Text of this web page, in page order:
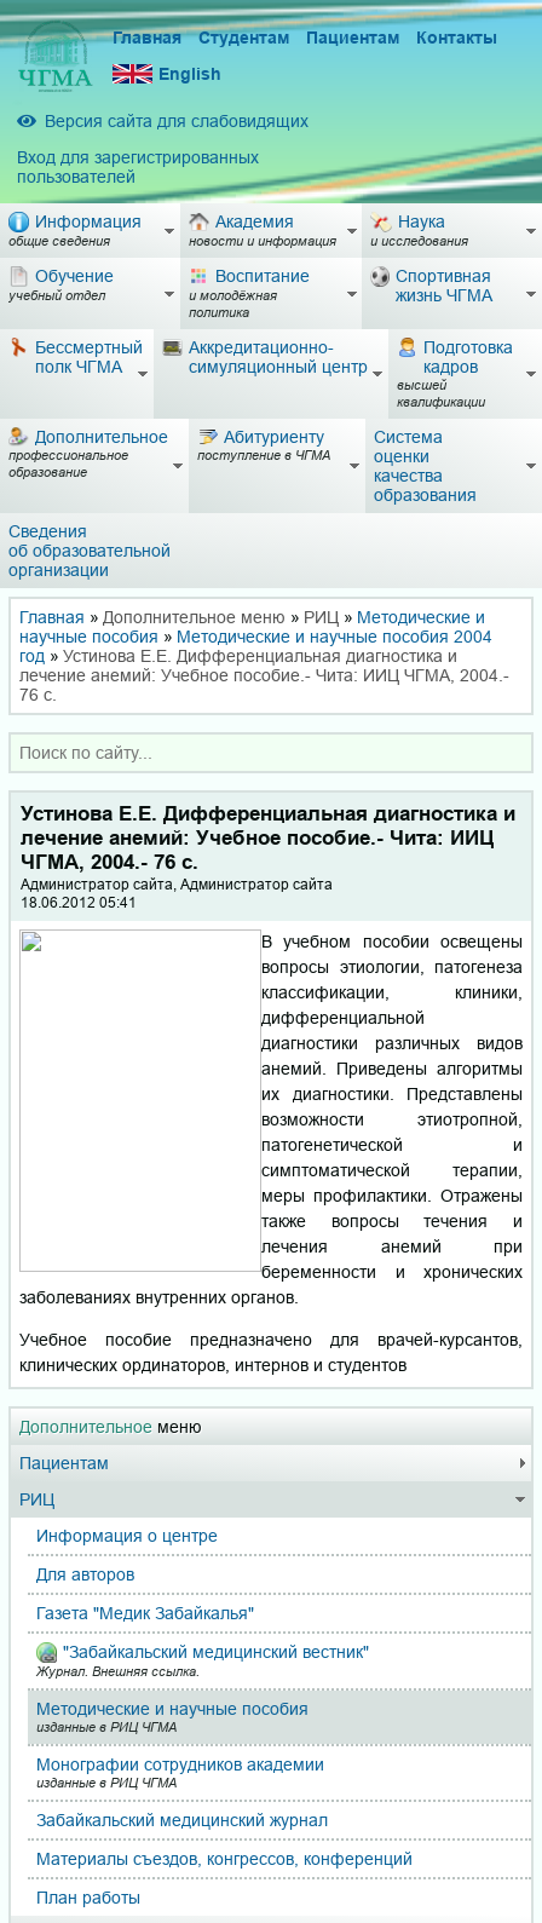
Главная Студентам Пациентам
Контакты
English
Версия сайта для слабовидящих
Вход для зарегистрированных
пользователей
Информация
общие сведения
Академия
новости и информация
Наука
и исследования
Обучение
учебный отдел
Воспитание
и молодёжная
политика
Спортивная
жизнь ЧГМА
Бессмертный
полк ЧГМА
Аккредитационно-
симуляционный центр
Подготовка
кадров
высшей
квалификации
Дополнительное
профессиональное
образование
Абитуриенту
поступление в ЧГМА
Система
оценки
качества
образования
Сведения
об образовательной
организации
Главная » Дополнительное меню » РИЦ » Методические и
научные пособия » Методические и научные пособия 2004
год » Устинова Е.Е. Дифференциальная диагностика и
лечение анемий: Учебное пособие.- Чита: ИИЦ ЧГМА, 2004.-
76 с.
Дополнительное меню
Пациентам
РИЦ
Информация о центре
Для авторов
Газета "Медик Забайкалья"
"Забайкальский медицинский вестник"
Журнал. Внешняя ссылка.
Методические и научные пособия
изданные в РИЦ ЧГМА
Монографии сотрудников академии
изданные в РИЦ ЧГМА
Забайкальский медицинский журнал
Материалы съездов, кон­грес­сов, конференций
План работы
Устинова Е.Е. Дифференциальная диагностика и
лечение анемий: Учебное пособие.- Чита: ИИЦ
ЧГМА, 2004.- 76 с.
Администратор сайта, Администратор сайта
18.06.2012 05:41
В учебном пособии освещены
вопросы этиологии, патогенеза
классификации, клиники,
дифференциальной
диагностики различных видов
анемий. Приведены алгоритмы
их диагностики. Представлены
возможности этиотропной,
патогенетической и
симптоматической терапии,
меры профилактики. Отражены
также вопросы течения и
лечения анемий при
беременности и хронических
заболеваниях внутренних органов.
Учебное пособие предназначено для врачей-курсантов,
клинических ординаторов, интернов и студентов